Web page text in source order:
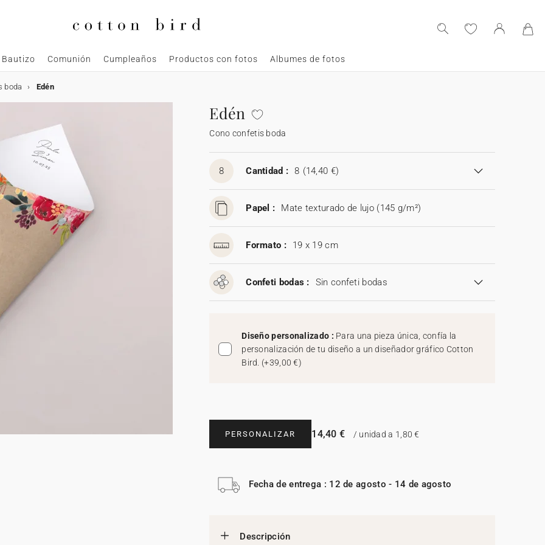
Bautizo Comunión Cumpleaños Productos con fotos Albumes de fotos
boda Edén
Edén
Cono confetis boda
8 Cantidad : 8 (14,40 €)
Papel : Mate texturado de lujo (145 g/m²)
Formato : 19 x 19 cm
Confeti bodas : Sin confeti bodas
Diseño personalizado : Para una pieza única, confía la
personalización de tu diseño a un diseñador gráfico Cotton
Bird. (+39,00 €)
PERSONALIZAR 14,40 € / unidad a 1,80 €
Fecha de entrega : 12 de agosto - 14 de agosto
Descripción